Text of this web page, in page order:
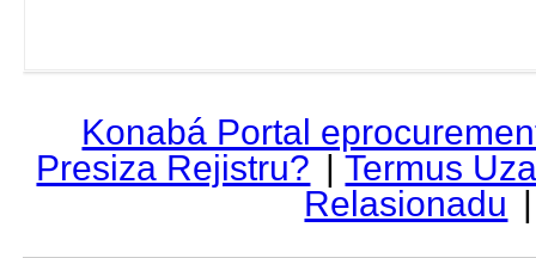
Konabá Portal
Presiza Rejistru? |Termus
Relasionadu